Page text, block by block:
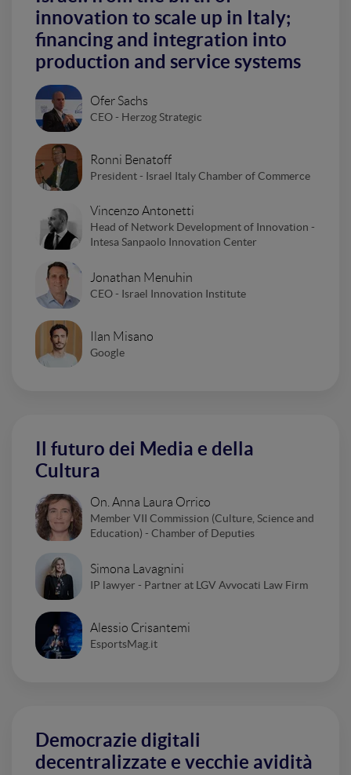
innovation to scale up in Italy;
financing and integration into
production and service systems
Ofer Sachs
CEO - Herzog Strategic
Ronni Benatoff
President - Israel Italy Chamber of Commerce
Vincenzo Antonetti
Head of Network Development of Innovation -
Intesa Sanpaolo Innovation Center
Jonathan Menuhin
CEO - Israel Innovation Institute
Ilan Misano
Google
Il futuro dei Media e della
Cultura
On. Anna Laura Orrico
Member VII Commission (Culture, Science and
Education) - Chamber of Deputies
Simona Lavagnini
IP lawyer - Partner at LGV Avvocati Law Firm
Alessio Crisantemi
EsportsMag.it
Democrazie digitali
decentralizzate e vecchie avidità